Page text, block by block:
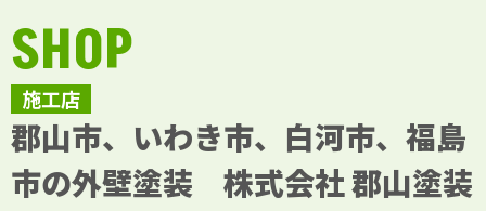
施工店
SHOP
郡山市、いわき市、白河市、福島
市の外壁塗装 株式会社 郡山塗装